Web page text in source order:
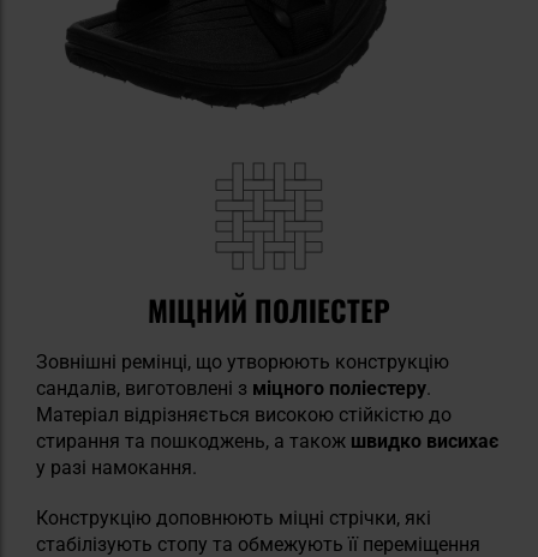
МІЦНИЙ ПОЛІЕСТЕР
Зовнішні ремінці, що утворюють конструкцію
сандалів, виготовлені з міцного поліестеру.
Матеріал відрізняється високою стійкістю до
стирання та пошкоджень, а також швидко висихає
у разі намокання.
Конструкцію доповнюють міцні стрічки, які
стабілізують стопу та обмежують її переміщення